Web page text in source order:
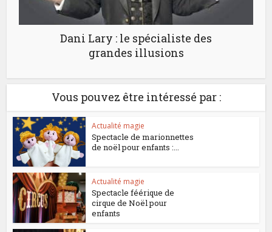
Dani Lary : le spécialiste des
grandes illusions
Vous pouvez être intéressé par :
Actualité magie
Spectacle de marionnettes
de noël pour enfants :...
Actualité magie
Spectacle féérique de
cirque de Noël pour
enfants